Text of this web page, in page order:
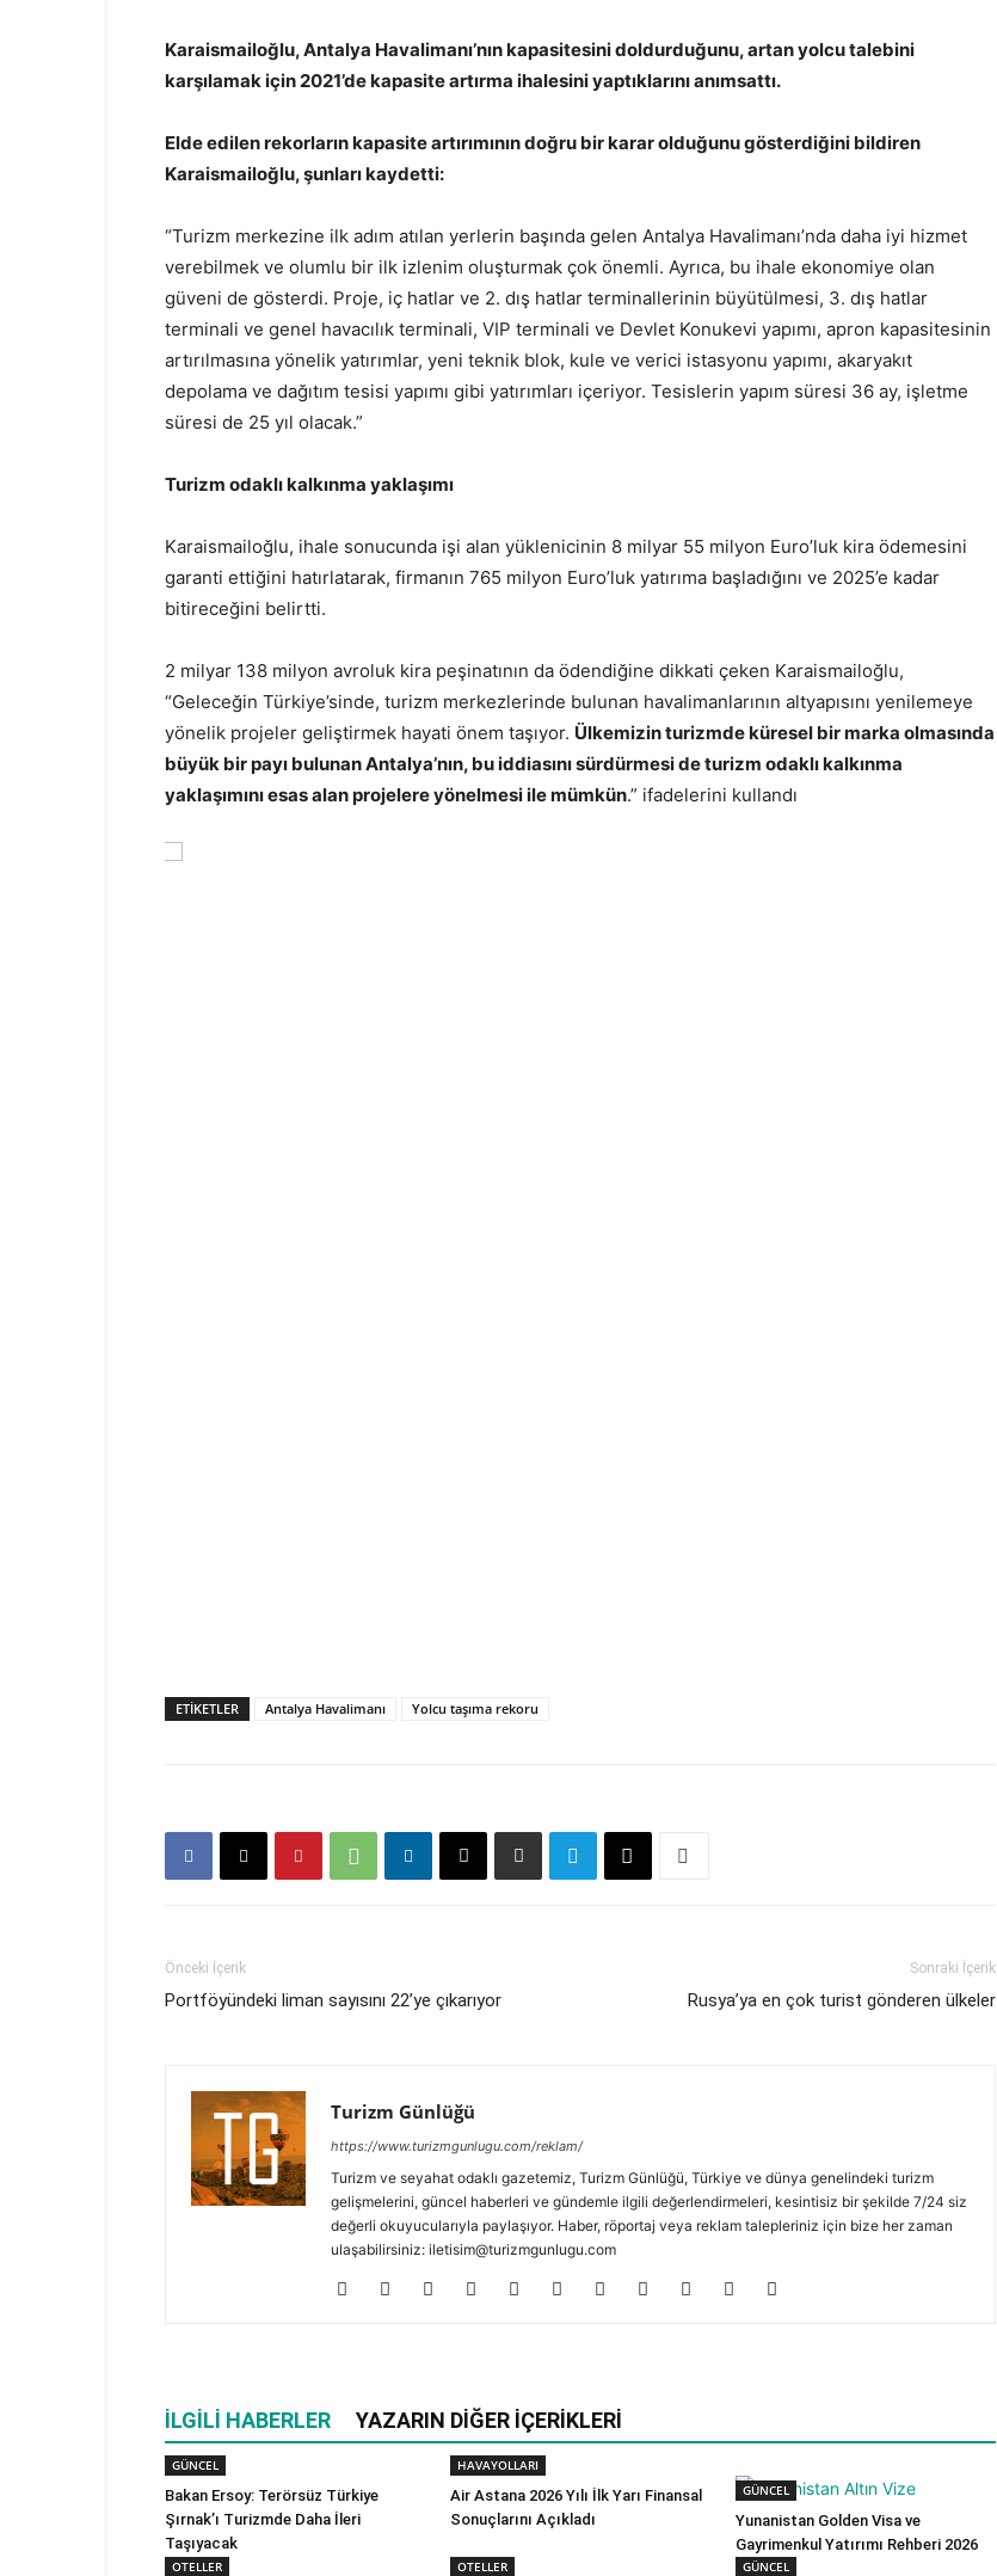
Karaismailoğlu, Antalya Havalimanı’nın kapasitesini doldurduğunu, artan yolcu talebini
karşılamak için 2021’de kapasite artırma ihalesini yaptıklarını anımsattı.
Elde edilen rekorların kapasite artırımının doğru bir karar olduğunu gösterdiğini bildiren
Karaismailoğlu, şunları kaydetti:
“Turizm merkezine ilk adım atılan yerlerin başında gelen Antalya Havalimanı’nda daha iyi hizmet
verebilmek ve olumlu bir ilk izlenim oluşturmak çok önemli. Ayrıca, bu ihale ekonomiye olan
güveni de gösterdi. Proje, iç hatlar ve 2. dış hatlar terminallerinin büyütülmesi, 3. dış hatlar
terminali ve genel havacılık terminali, VIP terminali ve Devlet Konukevi yapımı, apron kapasitesinin
artırılmasına yönelik yatırımlar, yeni teknik blok, kule ve verici istasyonu yapımı, akaryakıt
depolama ve dağıtım tesisi yapımı gibi yatırımları içeriyor. Tesislerin yapım süresi 36 ay, işletme
süresi de 25 yıl olacak.”
Turizm odaklı kalkınma yaklaşımı
Karaismailoğlu, ihale sonucunda işi alan yüklenicinin 8 milyar 55 milyon Euro’luk kira ödemesini
garanti ettiğini hatırlatarak, firmanın 765 milyon Euro’luk yatırıma başladığını ve 2025’e kadar
bitireceğini belirtti.
2 milyar 138 milyon avroluk kira peşinatının da ödendiğine dikkati çeken Karaismailoğlu,
“Geleceğin Türkiye’sinde, turizm merkezlerinde bulunan havalimanlarının altyapısını yenilemeye
yönelik projeler geliştirmek hayati önem taşıyor. Ülkemizin turizmde küresel bir marka olmasında
büyük bir payı bulunan Antalya’nın, bu iddiasını sürdürmesi de turizm odaklı kalkınma
yaklaşımını esas alan projelere yönelmesi ile mümkün.” ifadelerini kullandı
ETIKETLER Antalya Havalimanı Yolcu taşıma rekoru
Önceki İçerik
Portföyündeki liman sayısını 22’ye çıkarıyor
Sonraki İçerik
Rusya’ya en çok turist gönderen ülkeler
Turizm Günlüğü
https://www.turizmgunlugu.com/reklam/
Turizm ve seyahat odaklı gazetemiz, Turizm Günlüğü, Türkiye ve dünya genelindeki turizm
gelişmelerini, güncel haberleri ve gündemle ilgili değerlendirmeleri, kesintisiz bir şekilde 7/24 siz
değerli okuyucularıyla paylaşıyor. Haber, röportaj veya reklam talepleriniz için bize her zaman
ulaşabilirsiniz: iletisim@turizmgunlugu.com
İLGILI HABERLER YAZARIN DIĞER İÇERIKLERI
GÜNCEL
Bakan Ersoy: Terörsüz Türkiye
Şırnak’ı Turizmde Daha İleri
Taşıyacak
HAVAYOLLARI
Air Astana 2026 Yılı İlk Yarı Finansal
Sonuçlarını Açıkladı
GÜNCEL
Yunanistan Golden Visa ve
Gayrimenkul Yatırımı Rehberi 2026
OTELLER OTELLER GÜNCEL